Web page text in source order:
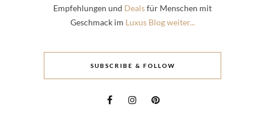
Empfehlungen und Dealsfür Menschen mit
Geschmack im Luxus Blog weiter...
SUBSCRIBE & FOLLOW